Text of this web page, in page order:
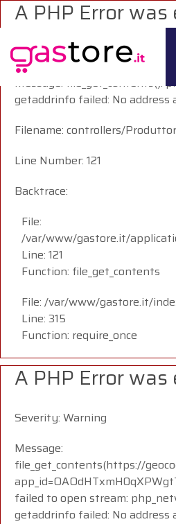
A PHP Error
Severity: Warning
Message: file_get_contents():
getaddrinfo failed: No
Filename: controllers/
Line Number: 121
Backtrace:
File:
/var/www/gastore.it/
Line: 121
Function: file_get_contents
File: /var/www/gastore.it/
Line: 315
Function: require_once
A PHP Error
Severity: Warning
Message:
file_get_contents(https://
failed to open stream:
getaddrinfo failed: No